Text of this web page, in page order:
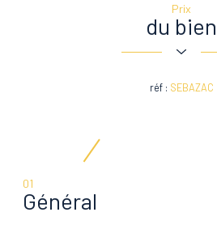
Prix
du bien
réf : SEBAZAC
01
Général